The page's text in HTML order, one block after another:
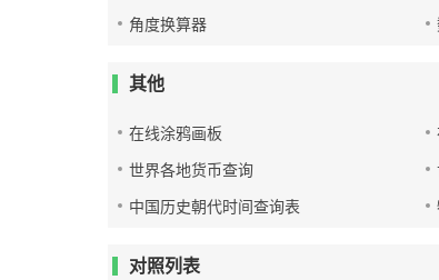
角度换算器
其他
在线涂鸦画板
世界各地货币查询
中国历史朝代时间查询表
对照列表